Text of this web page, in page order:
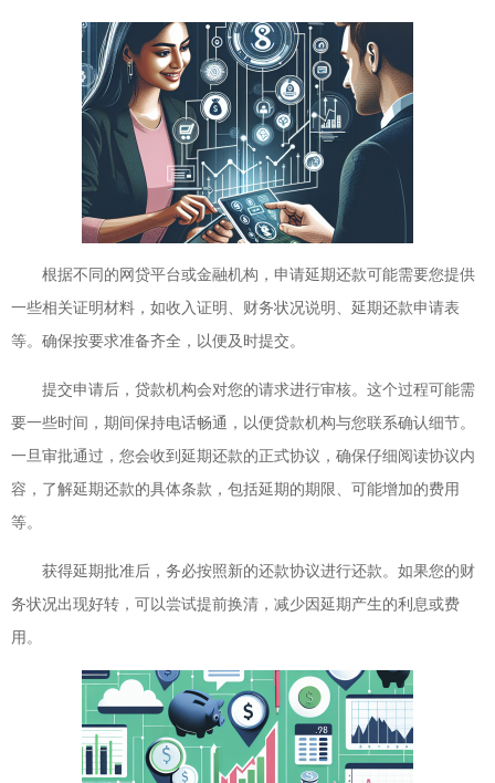
根据不同的网贷平台或金融机构，申请延期还款可能需要您提供
一些相关证明材料，如收入证明、财务状况说明、延期还款申请表
等。确保按要求准备齐全，以便及时提交。
提交申请后，贷款机构会对您的请求进行审核。这个过程可能需
要一些时间，期间保持电话畅通，以便贷款机构与您联系确认细节。
一旦审批通过，您会收到延期还款的正式协议，确保仔细阅读协议内
容，了解延期还款的具体条款，包括延期的期限、可能增加的费用
等。
获得延期批准后，务必按照新的还款协议进行还款。如果您的财
务状况出现好转，可以尝试提前换清，减少因延期产生的利息或费
用。